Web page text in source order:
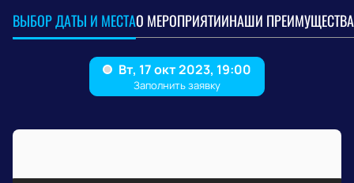
ВЫБОР ДАТЫ И МЕСТАО МЕРОПРИЯТИИНАШИ ПРЕИМУЩЕСТВА